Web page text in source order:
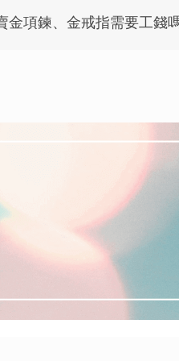
金項鍊、金戒指需要工錢